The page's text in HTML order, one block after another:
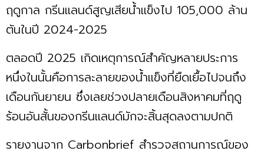
ฤดูกาล กรีนแลนด์สูญเสียน้ำแข็งไป 105,000 ล้าน
ตันในปี 2024-2025
ตลอดปี 2025 เกิดเหตุการณ์สำคัญหลายประการ
หนึ่งในนั้นคือการละลายของน้ำแข็งที่ยืดเยื้อไปจนถึง
เดือนกันยายน ซึ่งเลยช่วงปลายเดือนสิงหาคมที่ฤดู
ร้อนอันสั้นของกรีนแลนด์มักจะสิ้นสุดลงตามปกติ
รายงานจาก Carbonbrief สำรวจสถานการณ์ของ